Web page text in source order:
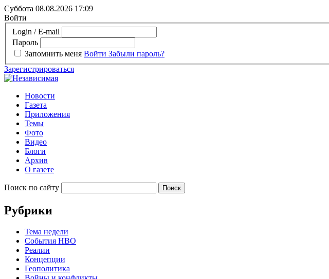
Суббота 08.08.2026 17:09
Войти
Login / E-mail
Пароль
Запомнить меня Войти Забыли пароль?
Зарегистрироваться
Новости
Газета
Приложения
Темы
Фото
Видео
Блоги
Архив
О газете
Поиск по сайту
Рубрики
Тема недели
События НВО
Реалии
Концепции
Геополитика